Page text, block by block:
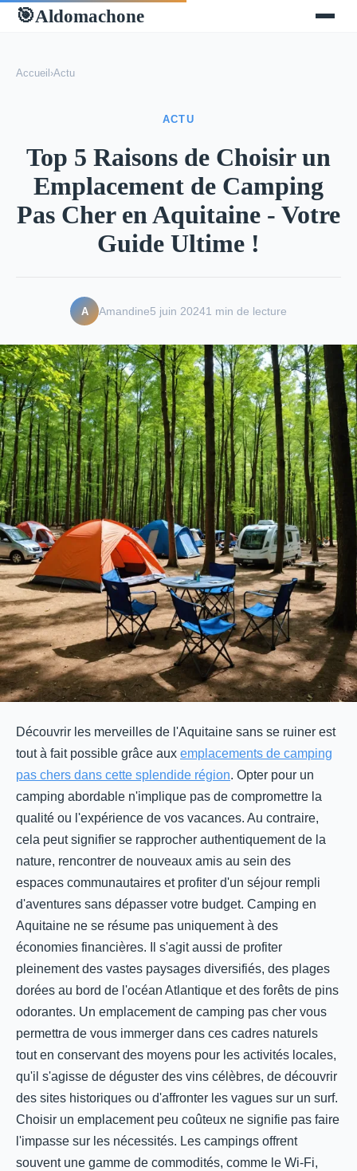
🎯Aldomachone
Accueil ›Actu
ACTU
Top 5 Raisons de Choisir un
Emplacement de Camping
Pas Cher en Aquitaine - Votre
Guide Ultime !
A Amandine5 juin 20241 min de lecture
Découvrir les merveilles de l'Aquitaine sans se ruiner est
tout à fait possible grâce aux emplacements de camping
pas chers dans cette splendide région. Opter pour un
camping abordable n'implique pas de compromettre la
qualité ou l'expérience de vos vacances. Au contraire,
cela peut signifier se rapprocher authentiquement de la
nature, rencontrer de nouveaux amis au sein des
espaces communautaires et profiter d'un séjour rempli
d'aventures sans dépasser votre budget. Camping en
Aquitaine ne se résume pas uniquement à des
économies financières. Il s'agit aussi de profiter
pleinement des vastes paysages diversifiés, des plages
dorées au bord de l'océan Atlantique et des forêts de pins
odorantes. Un emplacement de camping pas cher vous
permettra de vous immerger dans ces cadres naturels
tout en conservant des moyens pour les activités locales,
qu'il s'agisse de déguster des vins célèbres, de découvrir
des sites historiques ou d'affronter les vagues sur un surf.
Choisir un emplacement peu coûteux ne signifie pas faire
l'impasse sur les nécessités. Les campings offrent
souvent une gamme de commodités, comme le Wi-Fi,